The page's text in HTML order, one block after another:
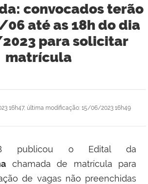
convocados terão
até as 18h do dia
para solicitar
matrícula
16h47, última modificação: 15/06/2023 16h49
publicou o Edital da
chamada de matrícula para
de vagas não preenchidas